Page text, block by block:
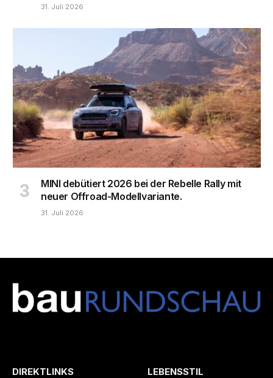
31. Juli 2026
MINI debütiert 2026 bei der Rebelle Rally mit
neuer Offroad-Modellvariante.
31. Juli 2026
DIREKTLINKS LEBENSSTIL